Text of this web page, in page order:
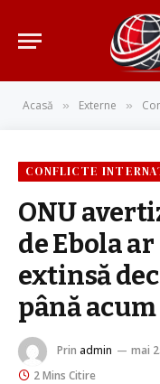
Acasă » Externe »
CONFLICTE
ONU
de Ebola
extinsă
până acum
Prin admin mai
2 Mins Citire